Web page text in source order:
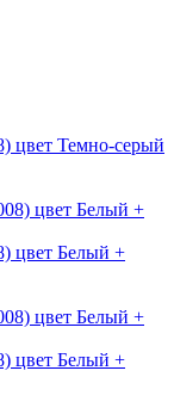
цвет Темно-серый
цвет Белый +
цвет Белый +